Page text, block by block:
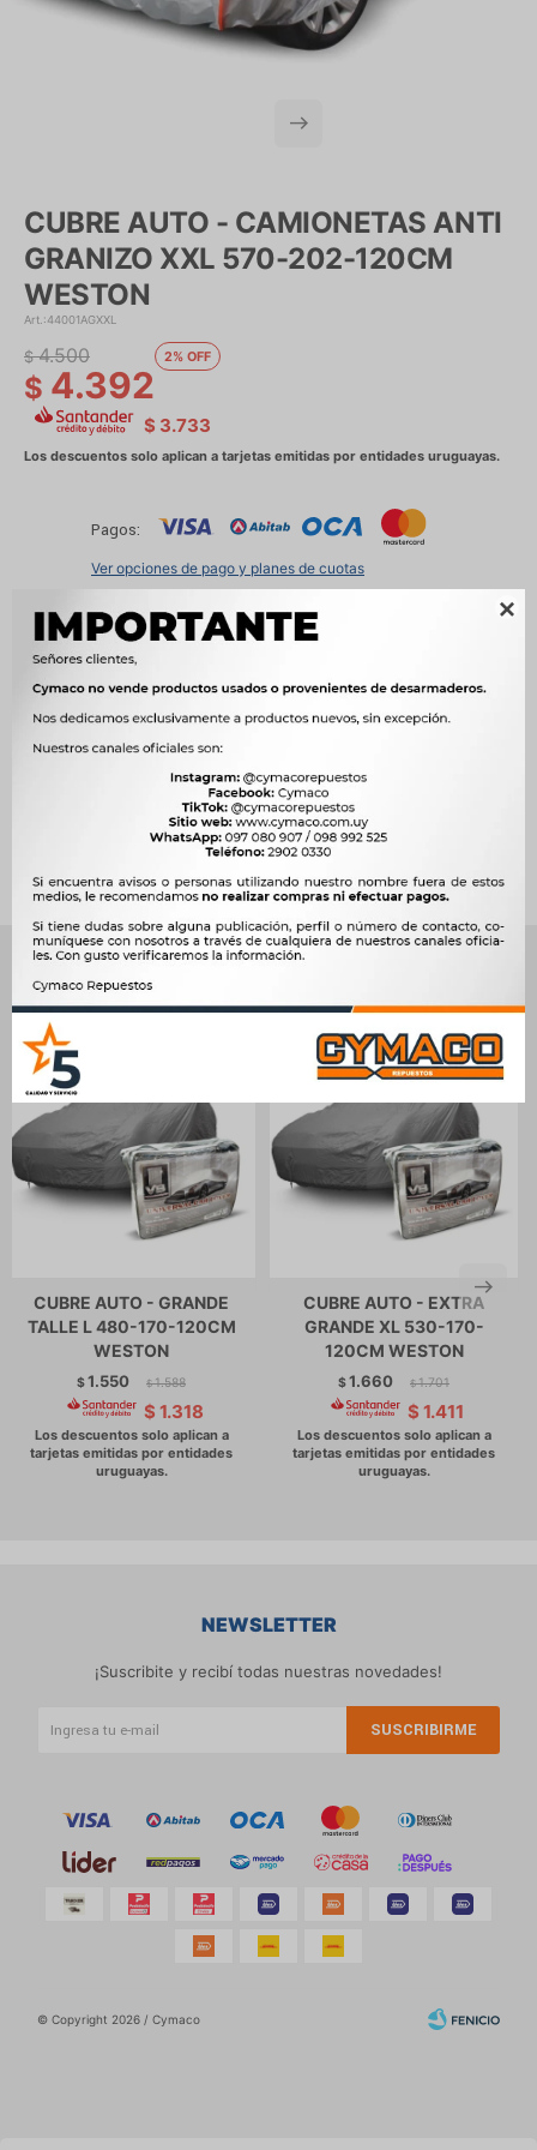

CUBRE AUTO - CAMIONETAS ANTI
GRANIZO XXL 570-202-120CM
WESTON
44001AGXXL
$ 4.392
$ 4.500 2
$ 3.733
Pagos:
Ver opciones de pago y planes de cuotas
   
Ver mas productos de la marca Weston
Productos que te pueden interesar
CUBRE AUTO - GRANDE
TALLE L 480-170-120CM
WESTON
$1.550 $ 1.588
$ 1.318
CUBRE AUTO - EXTRA
GRANDE XL 530-170-
120CM WESTON
$1.660 $ 1.701
$ 1.411
NEWSLETTER
¡Suscribite y recibí todas nuestras novedades!
SUSCRIBIRME
© Copyright 2026 / Cymaco